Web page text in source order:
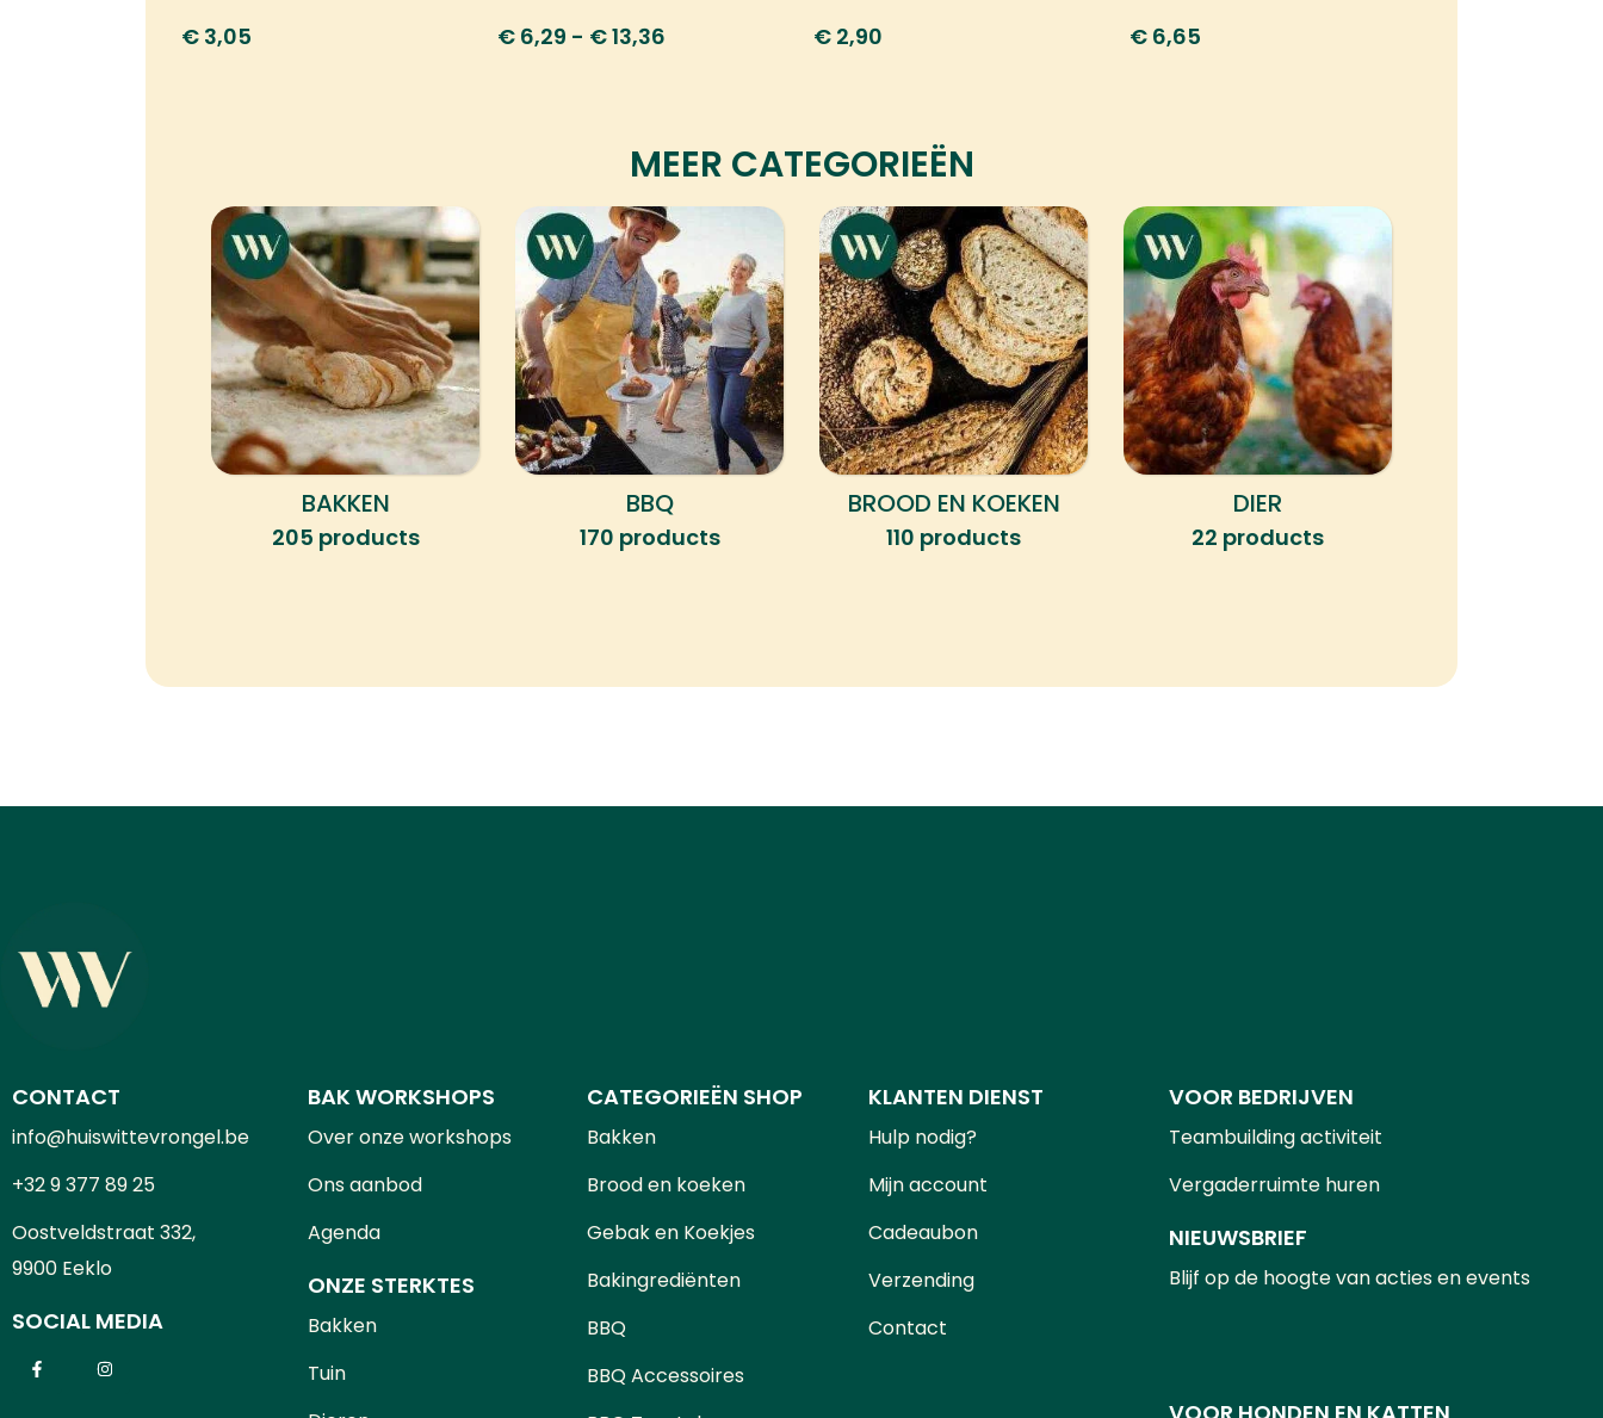
€ 3,05
€ 6,29 - €13,36
€ 2,90
€ 6,65
MEER CATEGORIEËN
BAKKEN
205 products
BBQ
170 products
BROOD EN KOEKEN
110 products
DIER
22 products
CONTACT
info@huiswittevrongel.be
+32 9 377 89 25
Oostveldstraat 332,
9900 Eeklo
SOCIAL MEDIA
BAK WORKSHOPS
Over onze workshops
Ons aanbod
Agenda
ONZE STERKTES
Bakken
Tuin
CATEGORIEËN SHOP
Bakken
Brood en koeken
Gebak en Koekjes
Bakingrediënten
BBQ
BBQ Accessoires
KLANTEN DIENST
Hulp nodig?
Mijn account
Cadeaubon
Verzending
Contact
VOOR BEDRIJVEN
Teambuilding activiteit
Vergaderruimte huren
NIEUWSBRIEF
Blijf op de hoogte van acties en events